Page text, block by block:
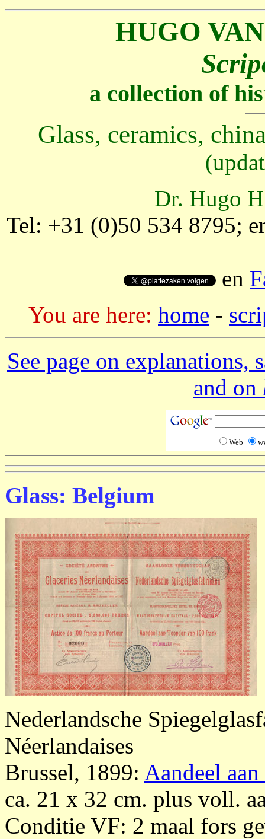
HUGO
a collection of
Glass, ceramics,
Dr. Hugo
Tel: +31 (0)50 534 8795;
en
You are here: home -
See page on explanations,
and on
Web
Glass: Belgium
Nederlandsche
Néerlandaises
Brussel, 1899: Aandeel
ca. 21 x 32 cm. plus voll.
Conditie VF: 2 maal fors